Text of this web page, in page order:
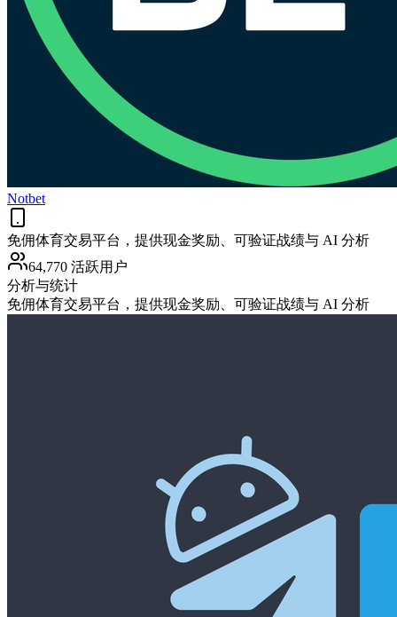
Notbet
免佣体育交易平台，提供现金奖励、可验证战绩与 AI 分析
64,770 活跃用户
分析与统计
免佣体育交易平台，提供现金奖励、可验证战绩与 AI 分析